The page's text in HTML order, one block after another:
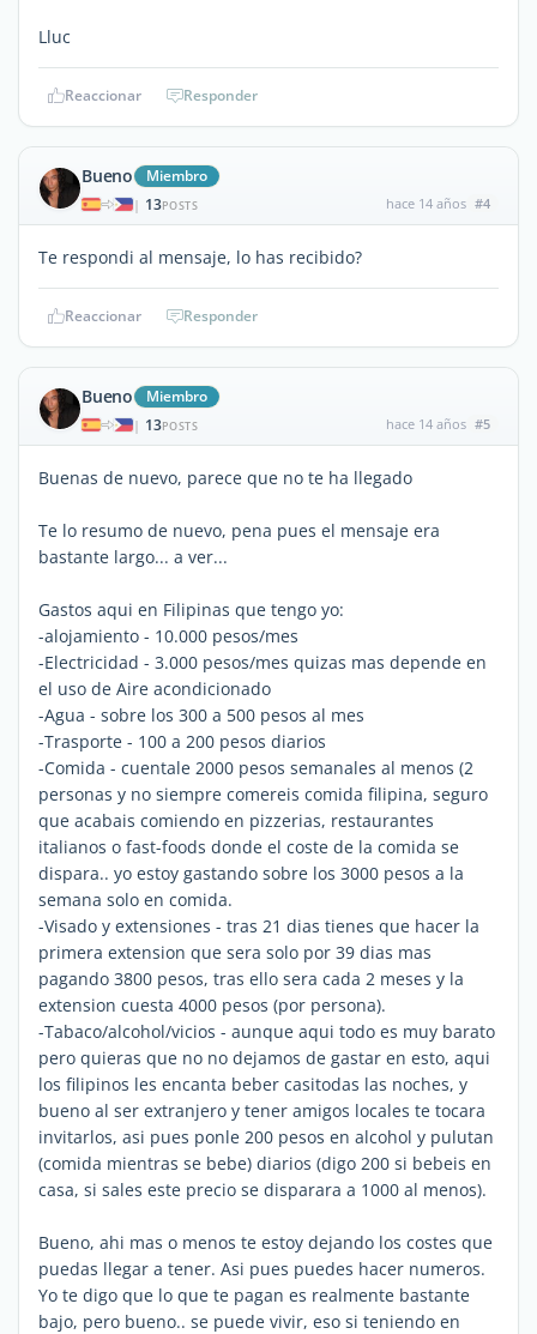
Lluc
Reaccionar Responder
Bueno Miembro
| 13POSTS hace 14 años #4
Te respondi al mensaje, lo has recibido?
Reaccionar Responder
Bueno Miembro
| 13POSTS hace 14 años #5
Buenas de nuevo, parece que no te ha llegado
Te lo resumo de nuevo, pena pues el mensaje era
bastante largo... a ver...
Gastos aqui en Filipinas que tengo yo:
-alojamiento - 10.000 pesos/mes
-Electricidad - 3.000 pesos/mes quizas mas depende en
el uso de Aire acondicionado
-Agua - sobre los 300 a 500 pesos al mes
-Trasporte - 100 a 200 pesos diarios
-Comida - cuentale 2000 pesos semanales al menos (2
personas y no siempre comereis comida filipina, seguro
que acabais comiendo en pizzerias, restaurantes
italianos o fast-foods donde el coste de la comida se
dispara.. yo estoy gastando sobre los 3000 pesos a la
semana solo en comida.
-Visado y extensiones - tras 21 dias tienes que hacer la
primera extension que sera solo por 39 dias mas
pagando 3800 pesos, tras ello sera cada 2 meses y la
extension cuesta 4000 pesos (por persona).
-Tabaco/alcohol/vicios - aunque aqui todo es muy barato
pero quieras que no no dejamos de gastar en esto, aqui
los filipinos les encanta beber casitodas las noches, y
bueno al ser extranjero y tener amigos locales te tocara
invitarlos, asi pues ponle 200 pesos en alcohol y pulutan
(comida mientras se bebe) diarios (digo 200 si bebeis en
casa, si sales este precio se disparara a 1000 al menos).
Bueno, ahi mas o menos te estoy dejando los costes que
puedas llegar a tener. Asi pues puedes hacer numeros.
Yo te digo que lo que te pagan es realmente bastante
bajo, pero bueno.. se puede vivir, eso si teniendo en